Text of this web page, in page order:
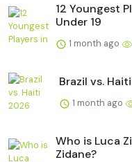
12 Youngest
Under 19
1 month ago
Brazil vs.
1 month ago
Who is Luca
Zidane?